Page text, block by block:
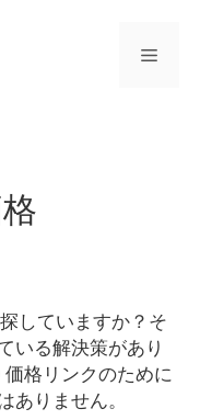
メ
していますか？そ
いる解決策があり
格リンクのために
りません。